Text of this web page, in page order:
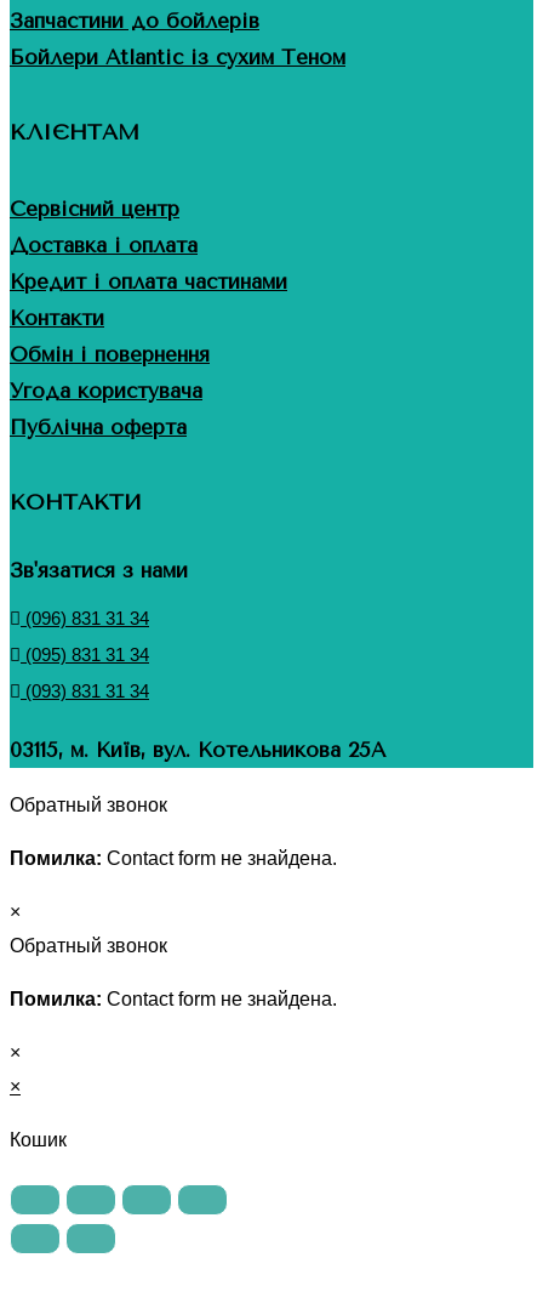
Запчастини до бойлерів
Бойлери Atlantic із сухим Теном
КЛІЄНТАМ
Сервісний центр
Доставка і оплата
Кредит і оплата частинами
Контакти
Обмін і повернення
Угода користувача
Публічна оферта
КОНТАКТИ
Зв'язатися з нами
(096) 831 31 34
(095) 831 31 34
(093) 831 31 34
03115, м. Київ, вул. Котельникова 25А
Обратный звонок
Помилка: Contact form не знайдена.
×
Обратный звонок
Помилка: Contact form не знайдена.
×
×
Кошик